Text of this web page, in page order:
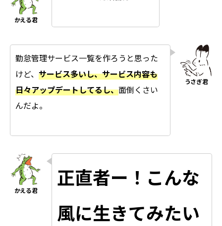
勤怠管理サービス一覧を作ろうと思った
けど、 サービス多いし、サービス内容も
日々アップデートしてるし、面倒くさい
んだよ。
正直者ー！こんな
風に生きてみたい